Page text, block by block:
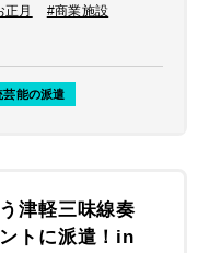
正月
#商業施設
芸能の派遣
津軽三味線奏
トに派遣！in